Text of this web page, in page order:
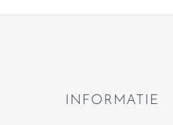
INFORMATIE